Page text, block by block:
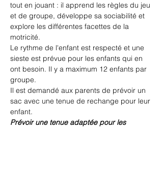
tout en jouant : il apprend les règles du jeu
et de groupe, développe sa sociabilité et
explore les différentes facettes de la
motricité.
Le rythme de l'enfant est respecté et une
sieste est prévue pour les enfants qui en
ont besoin. Il y a maximum 12 enfants par
groupe.
Il est demandé aux parents de prévoir un
sac avec une tenue de rechange pour leur
enfant.
Prévoir une tenue adaptée pour les